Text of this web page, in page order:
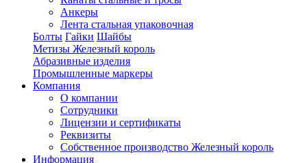
Анкеры
Лента стальная упаковочная
Болты Гайки Шайбы
Метизы Железный король
Абразивные изделия
Промышленные маркеры
Компания
О компании
Сотрудники
Лицензии и сертификаты
Реквизиты
Собственное производство Железный король
Информация